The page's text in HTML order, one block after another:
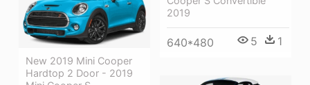
2019
640*480 5 1
New 2019 Mini Cooper
Hardtop 2 Door - 2019